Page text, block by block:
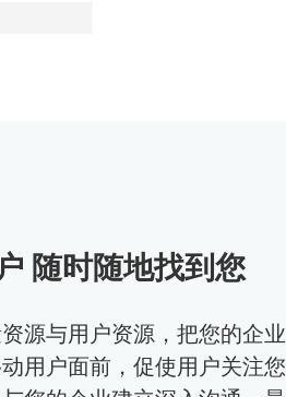
随时随地找到您
源与用户资源，把您的企业
用户面前，促使用户关注您